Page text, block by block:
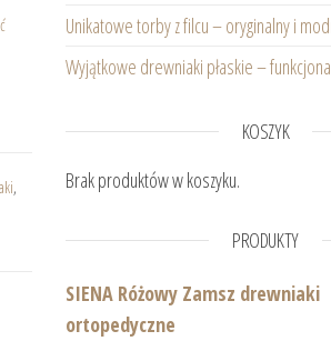
obcasie
,
Unikatowe torby z filcu – oryginalny i
Wyjątkowe drewniaki płaskie –
KOSZYK
Brak produktów w koszyku.
PRODUKTY
SIENA Różowy Zamsz drewniaki
ortopedyczne